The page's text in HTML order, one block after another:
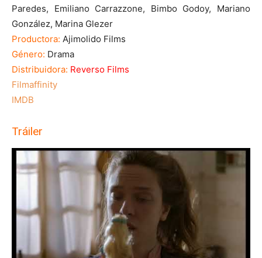
Paredes, Emiliano Carrazzone, Bimbo Godoy, Mariano
González, Marina Glezer
Productora: Ajimolido Films
Género: Drama
Distribuidora: Reverso Films
Filmaffinity
IMDB
Tráiler